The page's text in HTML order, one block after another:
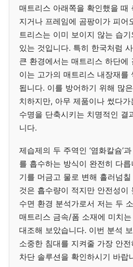
매트리스 아래쪽을 확인했을 때
지거나 프레임에 곰팡이가 피어
트리스는 이미 보이지 않는 습
있는 것입니다. 특히 한국처럼
큰 환경에서는 매트리스 하단에
이는 고가의 매트리스 내장재를
됩니다. 이를 방어하기 위해 많
치하지만, 아무 제품이나 썼다
수명을 단축시키는 치명적인 결
니다.
제습제의 두 주역인 ‘염화칼슘’과
를 흡수하는 방식이 완전히 다
기를 머금고 물로 변해 흘러넘
것은 흡수량이 적지만 안전성이
수면 환경 분석가로서 저는 두
매트리스 금속/폼 소재에 미치
대조해 보았습니다. 이번 분석
소중한 침대를 지켜줄 가장 안
차단 솔루션을 확인하시기 바랍